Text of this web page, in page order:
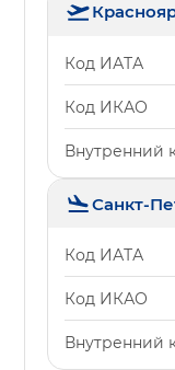
Код ИАТА
Код ИКАО
Внутренний
Код ИАТА
Код ИКАО
Внутренний